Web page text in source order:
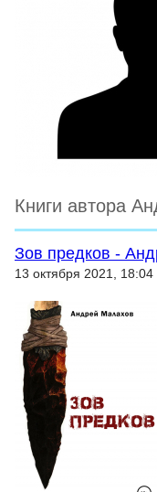
Книги автора
Зов предков -
13 октября 2021, 18:04